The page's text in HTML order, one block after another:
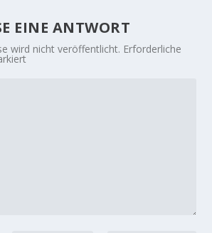
EINE ANTWORT
wird nicht veröffentlicht. Erforderliche